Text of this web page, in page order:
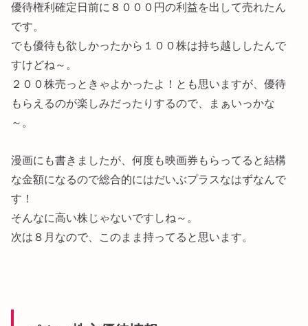
優待権利確定日前に８０００円の利益を出して売れたん
です。
でも優待も欲しかったから１００株は持ち越ししたんで
すけどね～。
２００株売っときゃよかったよ！とも思いますが、優待
もらえるのが楽しみだったりするので、まぁいっかな
～。
漫画にも書きましたが、何度も映画券もらってると結構
な金額になるので総合的にはだいぶプラスなはずなんで
す！
そんなに高い株じゃないですしね～。
次は８月なので、このまま持ってると思います。